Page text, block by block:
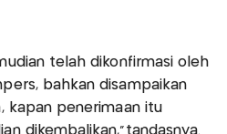
telah dikonfirmasi oleh
bahkan disampaikan
kapan penerimaan itu
dikembalikan,"tandasnya.